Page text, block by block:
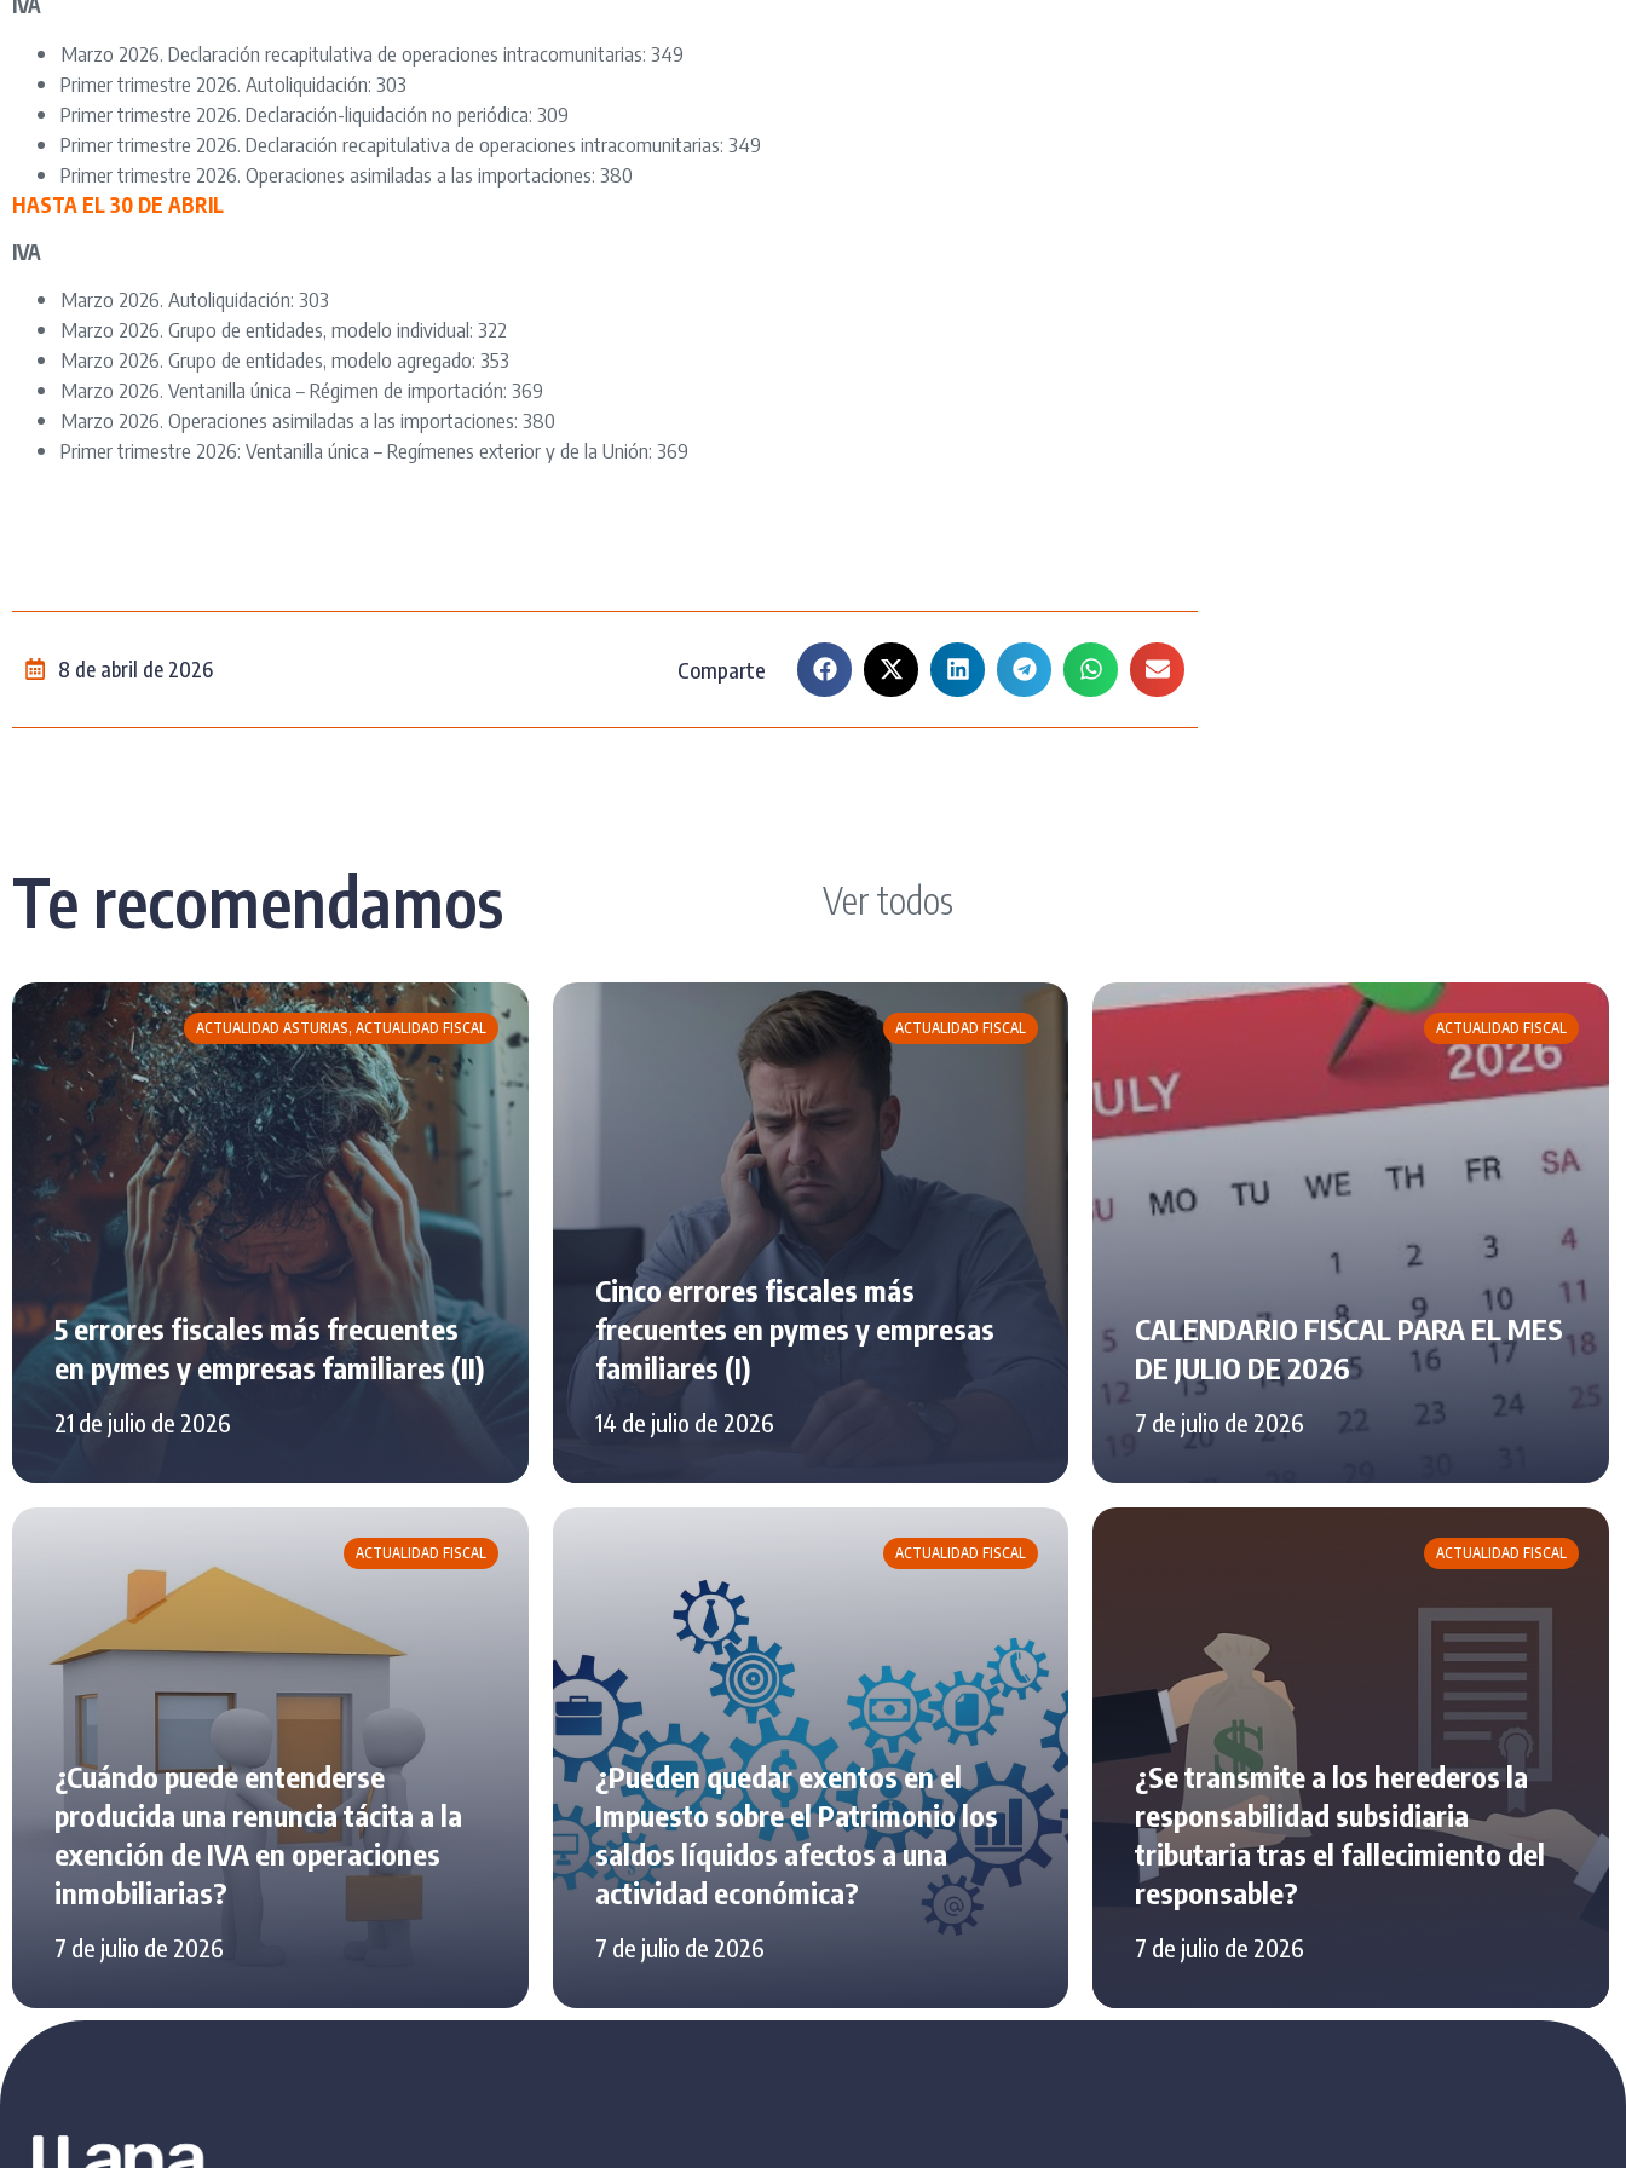
Marzo 2026. Declaración recapitulativa de operaciones intracomunitarias: 349
Primer trimestre 2026. Autoliquidación: 303
Primer trimestre 2026. Declaración-liquidación no periódica: 309
Primer trimestre 2026. Declaración recapitulativa de operaciones intracomunitarias: 349
Primer trimestre 2026. Operaciones asimiladas a las importaciones: 380
HASTA EL 30 DE ABRIL
IVA
Marzo 2026. Autoliquidación: 303
Marzo 2026. Grupo de entidades, modelo individual: 322
Marzo 2026. Grupo de entidades, modelo agregado: 353
Marzo 2026. Ventanilla única – Régimen de importación: 369
Marzo 2026. Operaciones asimiladas a las importaciones: 380
Primer trimestre 2026: Ventanilla única – Regímenes exterior y de la Unión: 369
8 de abril de 2026 Comparte
Te recomendamos Ver todos
ACTUALIDAD ASTURIAS, ACTUALIDAD FISCAL
5 errores fiscales más frecuentes
en pymes y empresas familiares (II)
21 de julio de 2026
ACTUALIDAD FISCAL
Cinco errores fiscales más
frecuentes en pymes y empresas
familiares (I)
14 de julio de 2026
ACTUALIDAD FISCAL
CALENDARIO FISCAL PARA EL MES
DE JULIO DE 2026
7 de julio de 2026
ACTUALIDAD FISCAL
¿Cuándo puede entenderse
producida una renuncia tácita a la
exención de IVA en operaciones
inmobiliarias?
7 de julio de 2026
ACTUALIDAD FISCAL
¿Pueden quedar exentos en el
Impuesto sobre el Patrimonio los
saldos líquidos afectos a una
actividad económica?
7 de julio de 2026
ACTUALIDAD FISCAL
¿Se transmite a los herederos la
responsabilidad subsidiaria
tributaria tras el fallecimiento del
responsable?
7 de julio de 2026